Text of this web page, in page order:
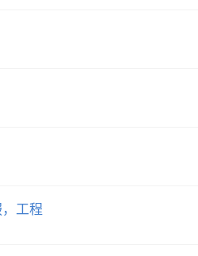
工程